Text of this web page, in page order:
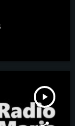
play_arrow